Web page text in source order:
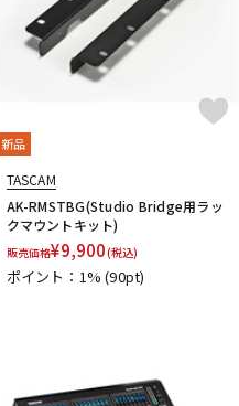
電子ピアノ
DTM
新品
TASCAM
AK-RMSTBG(Studio Bridge用ラッ
クマウントキット)
販売価格¥9,900(税込)
ポイント：1%(90pt)